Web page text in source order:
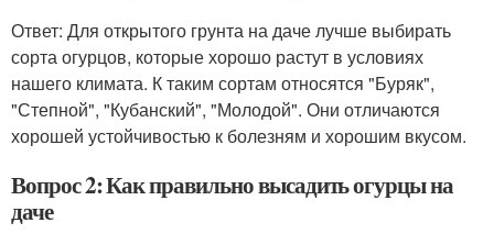
Ответ: Для открытого грунта на даче лучше выбирать
сорта огурцов, которые хорошо растут в условиях
нашего климата. К таким сортам относятся "Буряк",
"Степной", "Кубанский", "Молодой". Они отличаются
хорошей устойчивостью к болезням и хорошим вкусом.
Вопрос 2: Как правильно высадить огурцы на
даче